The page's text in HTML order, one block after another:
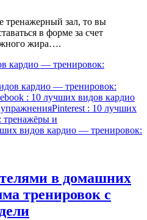
тренажерный зал, то вы
в форме за счет
жира….
кардио — тренировок:
кардио — тренировок:
: 10 лучших видов кардио
Pinterest : 10 лучших
тренажёры и
видов кардио — тренировок:
в домашних
тренировок с